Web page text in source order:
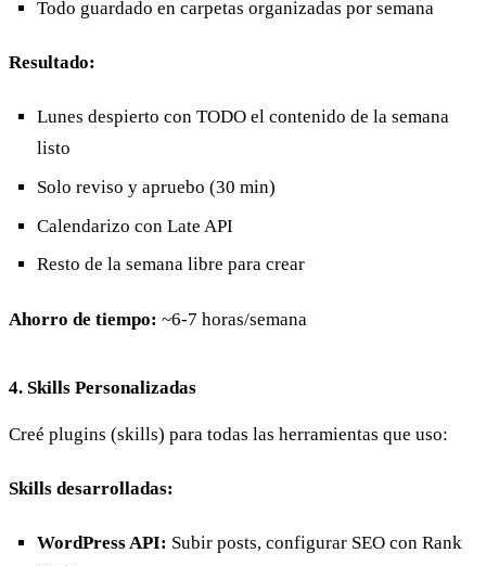
Todo guardado en carpetas organizadas por semana
Resultado:
Lunes despierto con TODO el contenido de la semana
listo
Solo reviso y apruebo (30 min)
Calendarizo con Late API
Resto de la semana libre para crear
Ahorro de tiempo: ~6-7 horas/semana
4. Skills Personalizadas
Creé plugins (skills) para todas las herramientas que uso:
Skills desarrolladas:
WordPress API: Subir posts, configurar SEO con Rank